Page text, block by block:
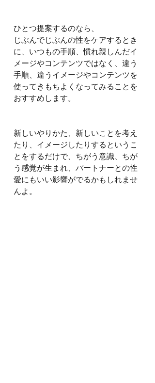
ひとつ提案するのなら、
じぶんでじぶんの性をケアするとき
に、いつもの手順、慣れ親しんだイ
メージやコンテンツではなく、違う
手順、違うイメージやコンテンツを
使ってきもちよくなってみることを
おすすめします。
新しいやりかた、新しいことを考え
たり、イメージしたりするというこ
とをするだけで、ちがう意識、ちが
う感覚が生まれ、パートナーとの性
愛にもいい影響がでるかもしれませ
んよ。